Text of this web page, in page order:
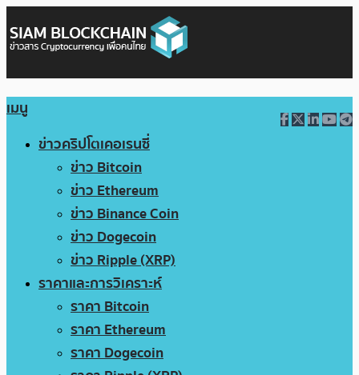
เมนู
ข่าวคริปโตเคอเรนซี่
ข่าว Bitcoin
ข่าว Ethereum
ข่าว Binance Coin
ข่าว Dogecoin
ข่าว Ripple (XRP)
ราคาและการวิเคราะห์
ราคา Bitcoin
ราคา Ethereum
ราคา Dogecoin